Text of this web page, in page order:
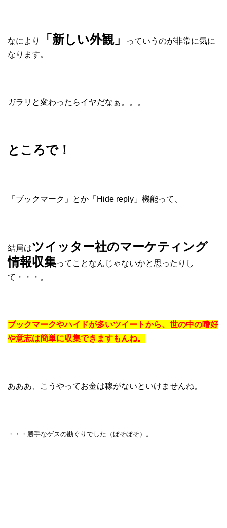
なにより 「新しい外観」
っていうのが非常に気に
なります。
ガラリと変わったらイヤだなぁ。。。
ところで！
「ブックマーク」とか「Hide reply」機能って、
結局はツイッター社のマーケティング
情報収集ってことなんじゃないかと思ったりし
て・・・。
ブックマークやハイドが多いツイートから、世の中の嗜好
や意志は簡単に収集できますもんね。
あああ、こうやってお金は稼がないといけませんね。
・・・勝手なゲスの勘ぐりでした（ぼそぼそ）。